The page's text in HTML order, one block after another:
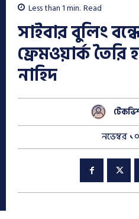
Less than 1min. Read
সাইবার বুলিং
ফ্রেমওয়ার্ক তৈরি
নাহিদ
নভেম্বর